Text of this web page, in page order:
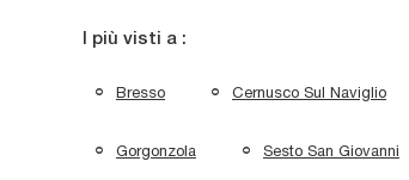
I più visti a :
Bresso Cernusco Sul Naviglio
Gorgonzola Sesto San Giovanni